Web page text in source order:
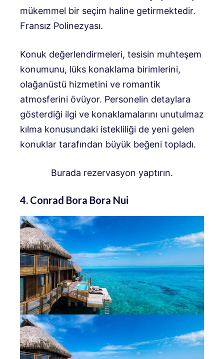
mükemmel bir seçim haline getirmektedir.
Fransız Polinezyası.
Konuk değerlendirmeleri, tesisin muhteşem
konumunu, lüks konaklama birimlerini,
olağanüstü hizmetini ve romantik
atmosferini övüyor. Personelin detaylara
gösterdiği ilgi ve konaklamalarını unutulmaz
kılma konusundaki istekliliği de yeni gelen
konuklar tarafından büyük beğeni topladı.
Burada rezervasyon yaptırın.
4. Conrad Bora Bora Nui